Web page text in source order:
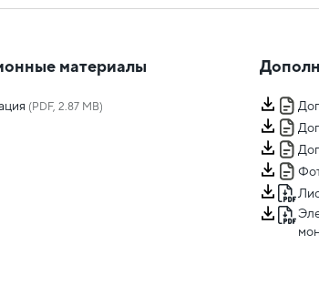
материалы
(PDF, 2.87 MB)